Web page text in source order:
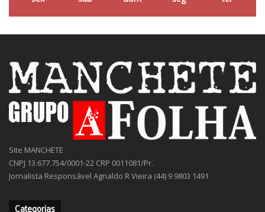
Site MANCHETE
CNPJ 13.677.754/0001-22 CRP 0011081/Pr.
Jornalista Responsável Agnaldo R Vieira (44) 9 9803 1491
Categorias